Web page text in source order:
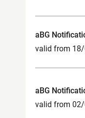
aBG
valid from
aBG
valid from